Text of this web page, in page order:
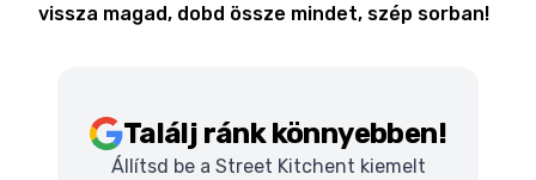
vissza magad, dobd össze mindet, szép sorban!
Találj ránk könnyebben!
Állítsd be a Street Kitchent kiemelt